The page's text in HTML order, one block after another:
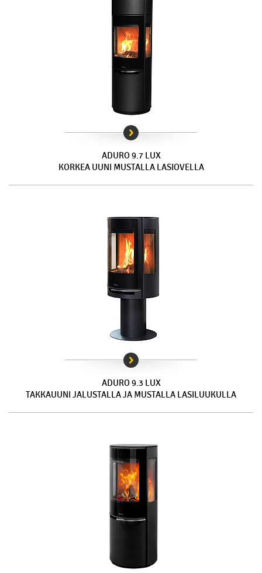
ADURO 9.7 LUX
KORKEA UUNI MUSTALLA LASIOVELLA
ADURO 9.3 LUX
TAKKAUUNI JALUSTALLA JA MUSTALLA LASILUUKULLA